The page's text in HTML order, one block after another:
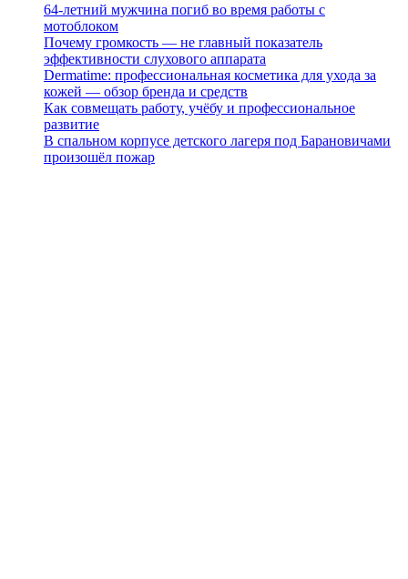
64-летний мужчина погиб во время работы с
мотоблоком
Почему громкость — не главный показатель
эффективности слухового аппарата
Dermatime: профессиональная косметика для ухода за
кожей — обзор бренда и средств
Как совмещать работу, учёбу и профессиональное
развитие
В спальном корпусе детского лагеря под Барановичами
произошёл пожар